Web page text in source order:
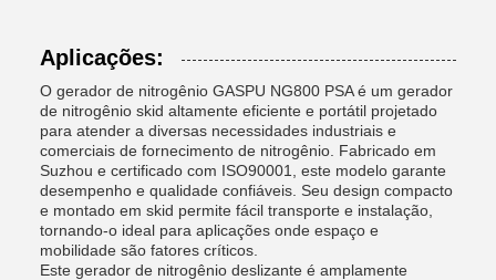
Aplicações:
O gerador de nitrogênio GASPU NG800 PSA é um gerador
de nitrogênio skid altamente eficiente e portátil projetado
para atender a diversas necessidades industriais e
comerciais de fornecimento de nitrogênio. Fabricado em
Suzhou e certificado com ISO90001, este modelo garante
desempenho e qualidade confiáveis. Seu design compacto
e montado em skid permite fácil transporte e instalação,
tornando-o ideal para aplicações onde espaço e
mobilidade são fatores críticos.
Este gerador de nitrogênio deslizante é amplamente